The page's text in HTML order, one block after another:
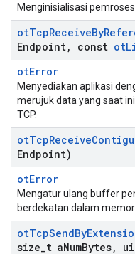
Menginisialisasi pemroses
otTcpReceiveBy
Endpoint, const ot
otError
Menyediakan aplikasi
merujuk data yang saat
TCP.
otTcpReceive
Endpoint)
otError
Mengatur ulang buffer
berdekatan dalam
otTcpSendBy
size t aNumBytes,